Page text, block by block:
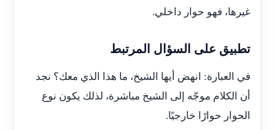
غيرها، فهو حوار داخلي.
تطبيق على السؤال المرتبط
في العبارة: انهض أيها الشيخ، ما هذا الذي معك؟ نجد
أن الكلام موجّه إلى الشيخ مباشرة، لذلك يكون نوع
الحوار حوارًا خارجيًا.